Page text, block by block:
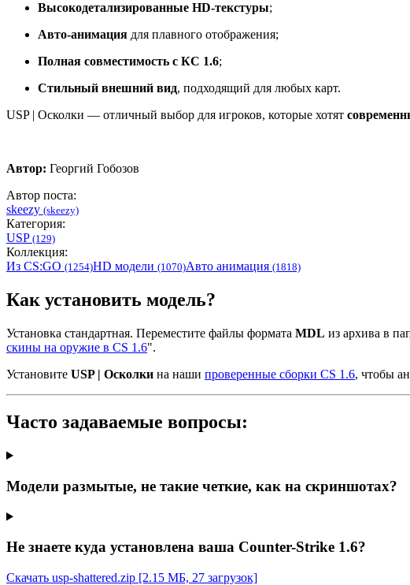
Высокодетализированные HD-текстуры;
Авто-анимация для плавного отображения;
Полная совместимость с КС 1.6;
Стильный внешний вид, подходящий для любых карт.
USP | Осколки — отличный выбор для игроков, которые хотят
Автор: Георгий Гобозов
Автор поста:
skeezy (skeezy)
Категория:
USP (129)
Коллекция:
Из CS:GO (1254)HD модели (1070)Авто анимация (1818)
Как установить модель?
Установка стандартная. Переместите файлы формата MDL из архива в
скины на оружие в CS 1.6".
Установите USP | Осколки на наши проверенные сборки CS 1.6, чтобы
Часто задаваемые вопросы:
Модели размытые, не такие четкие, как на скриншотах?
Не знаете куда установлена ваша Counter-Strike 1.6?
Скачать usp-shattered.zip [2.15 МБ, 27 загрузок]